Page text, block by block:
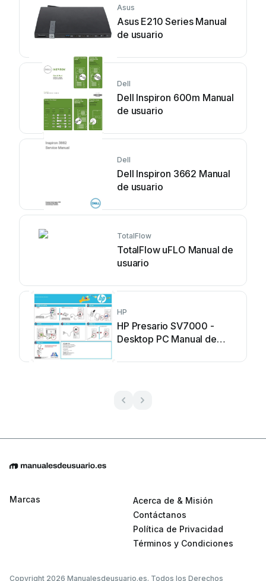
Asus
Asus E210 Series Manual
de usuario
Dell
Dell Inspiron 600m Manual
de usuario
Dell
Dell Inspiron 3662 Manual
de usuario
TotalFlow
TotalFlow uFLO Manual de
usuario
HP
HP Presario SV7000 -
Desktop PC Manual de
Marcas
Acerca de & Misión
Contáctanos
Política de Privacidad
Términos y Condiciones
Copyright 2026 Manualesdeusuario.es. Todos los Derechos